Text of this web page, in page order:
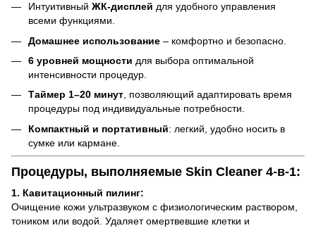
Интуитивный ЖК-дисплей для удобного управления
всеми функциями.
Домашнее использование – комфортно и безопасно.
6 уровней мощности для выбора оптимальной
интенсивности процедур.
Таймер 1–20 минут, позволяющий адаптировать время
процедуры под индивидуальные потребности.
Компактный и портативный: легкий, удобно носить в
сумке или кармане.
Процедуры, выполняемые Skin Cleaner 4-в-1:
1. Кавитационный пилинг:
Очищение кожи ультразвуком с физиологическим раствором,
тоником или водой. Удаляет омертвевшие клетки и